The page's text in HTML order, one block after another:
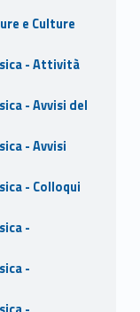
e Culture
- Attività
- Avvisi del
- Avvisi
- Colloqui
-
-